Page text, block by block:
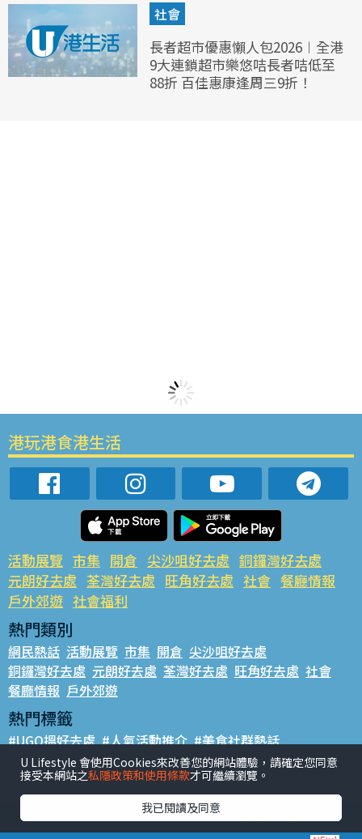
社會
長者超市優惠懶人包2026︱全港
9大連鎖超市樂悠咭長者咭低至
88折 百佳惠康逢周三9折！
港玩港食港生活
活動展覽 市集 開倉 尖沙咀好去處 銅鑼灣好去處
元朗好去處 荃灣好去處 旺角好去處 社會 餐廳情報
戶外郊遊 社會福利
熱門類別
網民熱話 活動展覽 市集 開倉 尖沙咀好去處
銅鑼灣好去處 元朗好去處 荃灣好去處 旺角好去處 社會
餐廳情報 戶外郊遊
熱門標籤
#UGO搵好去處 #人氣活動推介 #美食社群熱話
#親子玩樂好去處 #ULifestyle應用程式 #限時搶
#UJetso禮物放送 #ULifestyle商戶中心 #著數
香港經濟日報版權所有©2026
U Lifestyle 會使用Cookies來改善您的網站體驗，請確定您同意
接受本網站之私隱政策和使用條款才可繼續瀏覽。
我已閱讀及同意